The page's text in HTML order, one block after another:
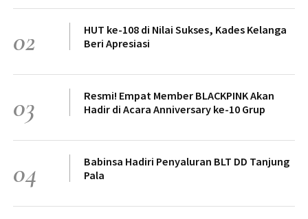
02
HUT ke-108 di Nilai Sukses, Kades Kelanga
Beri Apresiasi
03
Resmi! Empat Member BLACKPINK Akan
Hadir di Acara Anniversary ke-10 Grup
04
Babinsa Hadiri Penyaluran BLT DD Tanjung
Pala